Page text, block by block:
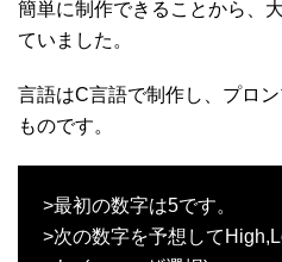
簡単に制作できることから、
ていました。
言語はC言語で制作し、プロ
ものです。
>最初の数字は5です。
>次の数字を予想して